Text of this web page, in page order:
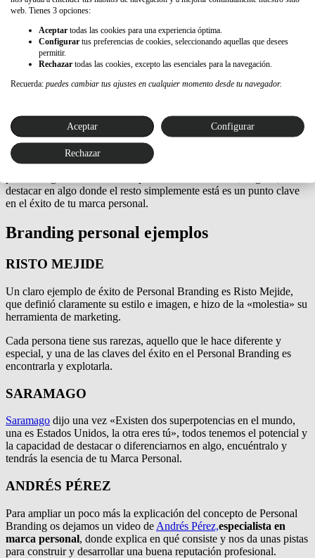
Web 2.0 el caldo de cultivo perfecto para que crezca la criatura.
Las redes sociales son sin duda uno de los lugares idóneos en los
que desarrollar tu marca personal. En España alrededor del 30% de
los usuarios que usan la red cuentan con un perfil en alguna red
profesional y esto va en aumento, aunque todavía estamos lejos de
países como EEUU, donde LinkedIn es un referente para los
procesos de búsqueda de empleados e internet, uno de los
La importancia de la marca personal
Como todo en la vida, lo diferente es interesante y esta es una de las
destacar en algo donde el resto simplemente está es un punto clave
en el éxito de tu marca personal.
Branding personal ejemplos
RISTO MEJIDE
Un claro ejemplo de éxito de Personal Branding es Risto Mejide,
que definió claramente su estilo e imagen, e hizo de la «molestia» su
herramienta de marketing.
Cada persona tiene sus rarezas, aquello que le hace diferente y
especial, y una de las claves del éxito en el Personal Branding es
encontrarla y explotarla.
SARAMAGO
Saramago dijo una vez «Existen dos superpotencias en el mundo,
una es Estados Unidos, la otra eres tú», todos tenemos el potencial y
la capacidad de destacar o diferenciarnos en algo, encuéntralo y
tendrás la esencia de tu Marca Personal.
ANDRÉS PÉREZ
Para ampliar un poco más la explicación del concepto de Personal
Branding os dejamos un video de Andrés Pérez,especialista en
marca personal, donde explica en qué consiste y nos da unas pistas
para construir y desarrollar una buena reputación profesional.
web. Tienes 3 opciones:
Aceptar todas las cookies para una experiencia óptima.
Configurar tus preferencias de cookies, seleccionando aquellas que desees
permitir.
Rechazar todas las cookies, excepto las esenciales para la navegación.
Recuerda: puedes cambiar tus ajustes en cualquier momento desde tu navegador.
Aceptar Configurar
Rechazar